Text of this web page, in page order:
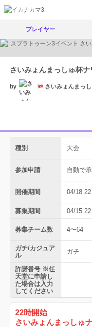
プレイヤー
さいみょんまっしゅ杯
by さいみょんまっ
種別 大会
参加申請 自動で
開催期間 04/18
募集期間 04/15
募集チーム数 4〜64
ガチ/カジュア
ル
ガチ
許諾番号 ※任
天堂に申請し
た場合は入力
してください
22時開始
さいみょんまっしゅ